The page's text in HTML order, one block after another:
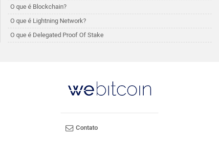
O que é Blockchain?
O que é Lightning Network?
O que é Delegated Proof Of Stake
Contato